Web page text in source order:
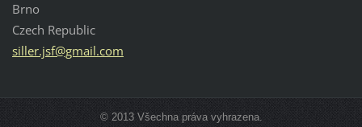
Brno
Czech Republic
siller.jsf@gmail.com
© 2013 Všechna práva vyhrazena.